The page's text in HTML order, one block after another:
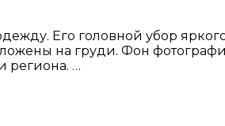
Его головной убор
на груди. Фон
региона. …